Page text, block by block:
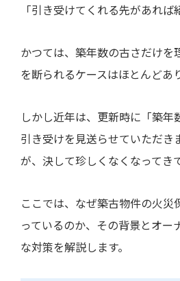
「引き受けてくれる先があれば
かつては、築年数の古さだけを
を断られるケースはほとんどあ
しかし近年は、更新時に「築年
引き受けを見送らせていただき
が、決して珍しくなくなってき
ここでは、なぜ築古物件の火災
っているのか、その背景とオー
な対策を解説します。